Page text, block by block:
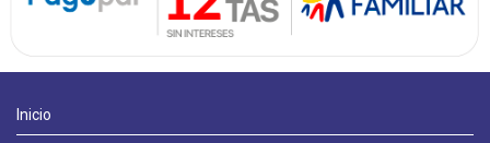
Inicio